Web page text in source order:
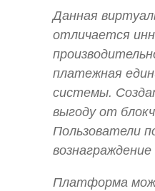
Данная
отличается
платежная
системы.
выгоду от
Пользователи
Платформа